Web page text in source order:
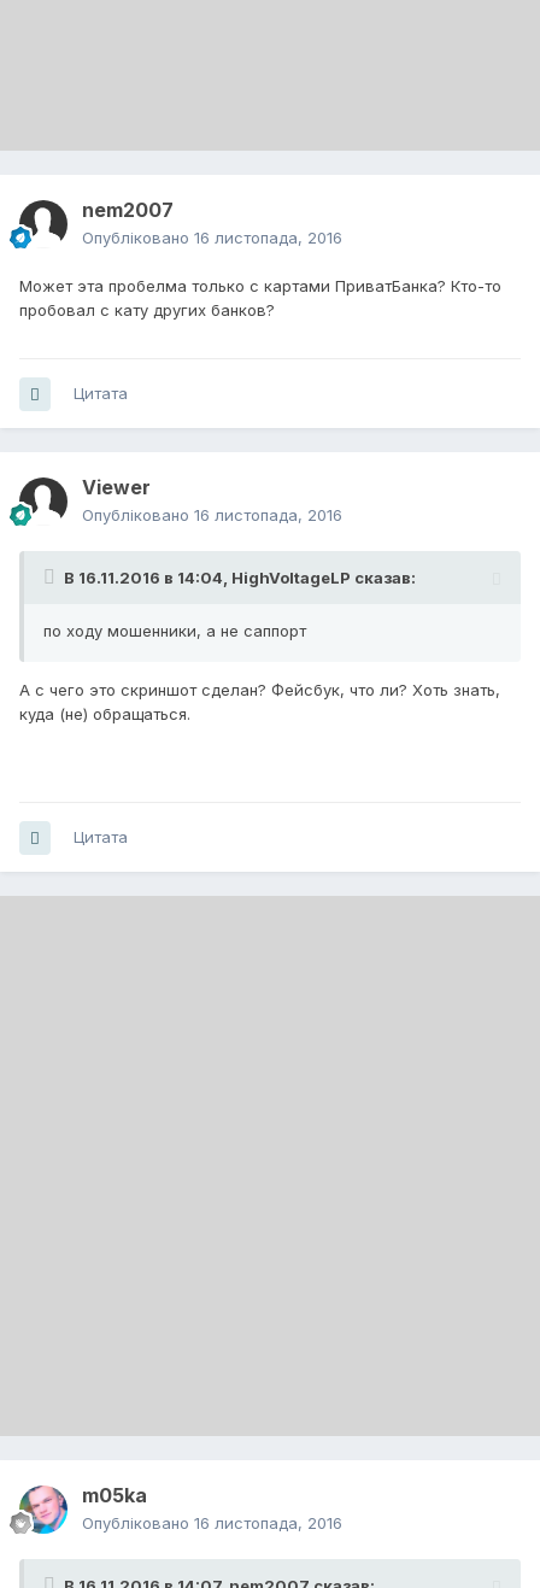
nem2007
Опубліковано 16 листопада, 2016
Может эта пробелма только с картами ПриватБанка? Кто-то
пробовал с кату других банков?
Цитата
Viewer
Опубліковано 16 листопада, 2016
В 16.11.2016 в 14:04, HighVoltageLP сказав:
по ходу мошенники, а не саппорт
А с чего это скриншот сделан? Фейсбук, что ли? Хоть знать,
куда (не) обращаться.
Цитата
m05ka
Опубліковано 16 листопада, 2016